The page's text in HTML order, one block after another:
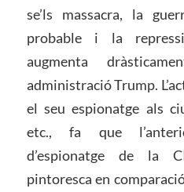
se’ls massacra, la
probable i la
augmenta
administració Trump.
el seu espionatge als
etc., fa que
d’espionatge de la
pintoresca en